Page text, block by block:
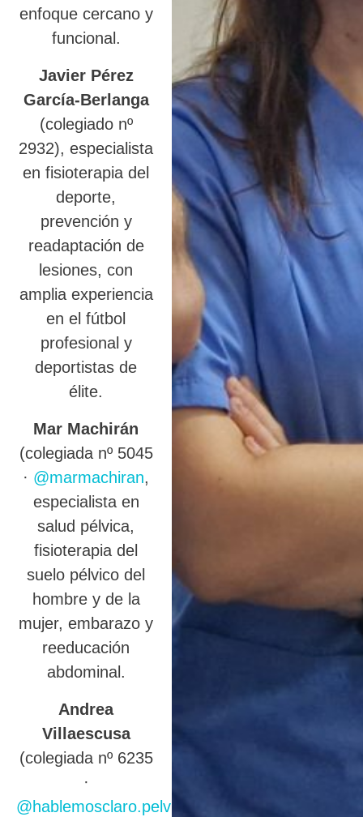
enfoque cercano y
funcional.
Javier Pérez
García-Berlanga
(colegiado nº
2932), especialista
en fisioterapia del
deporte,
prevención y
readaptación de
lesiones, con
amplia experiencia
en el fútbol
profesional y
deportistas de
élite.
Mar Machirán
(colegiada nº 5045
· @marmachiran,
especialista en
salud pélvica,
fisioterapia del
suelo pélvico del
hombre y de la
mujer, embarazo y
reeducación
abdominal.
Andrea
Villaescusa
(colegiada nº 6235
·
@hablemosclaro.pelvic
),